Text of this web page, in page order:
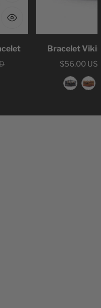
Bracelet
Sale
price
$56.00
Regular
price